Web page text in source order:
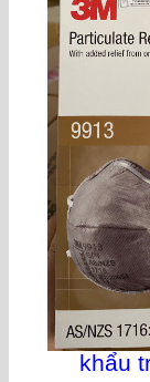
khẩu